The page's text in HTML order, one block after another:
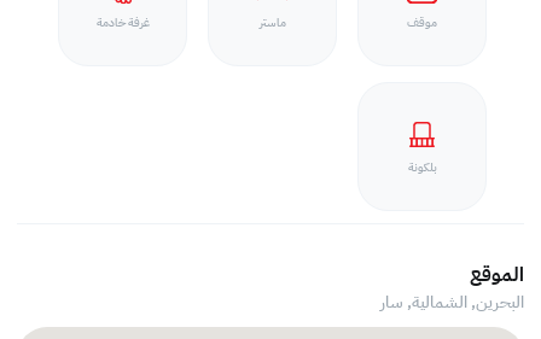
موقف ماستر غرفة خادمة
بلكونة
الموقع
البحرين, الشمالية, سار